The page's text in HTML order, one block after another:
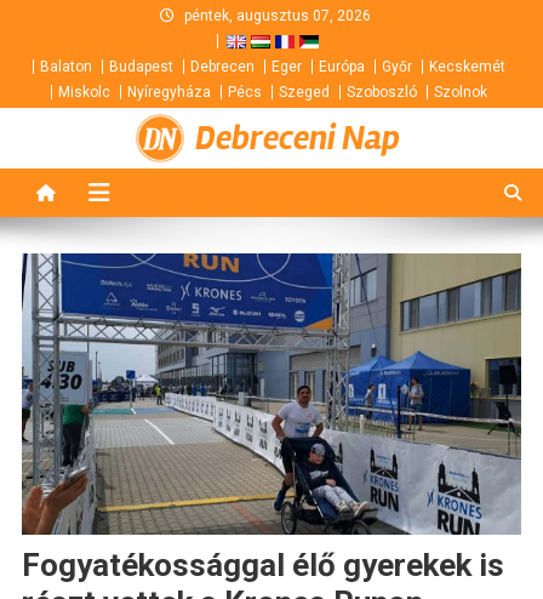
content
péntek, augusztus 07, 2026
Balaton Budapest Debrecen Eger Európa Győr
Kecskemét
Miskolc
Nyíregyháza Pécs Szeged Szoboszló Szolnok
Debreceni Nap
Fogyatékossággal élő gyerekek is